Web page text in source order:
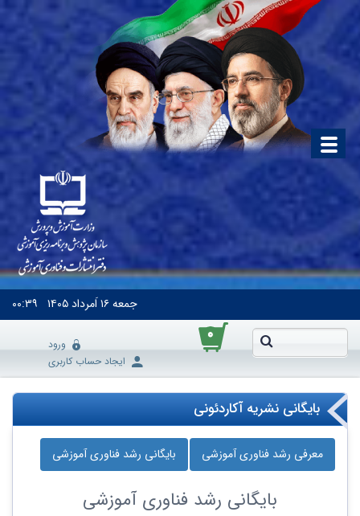
جمعه۱۶ اَمرداد ۱۴۰۵ ۰۰:۳۹
۰
ورود
ایجاد حساب کاربری
بایگانی نشریه آکاردئونی
معرفی رشد فناوری آموزشی بایگانی رشد فناوری آموزشی
بایگانی رشد فناوری آموزشی